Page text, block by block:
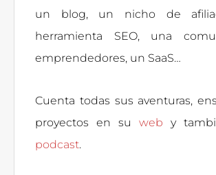
un blog, un nicho de
herramienta SEO, una
emprendedores, un SaaS…
Cuenta todas sus aventuras,
proyectos en su web y
podcast.